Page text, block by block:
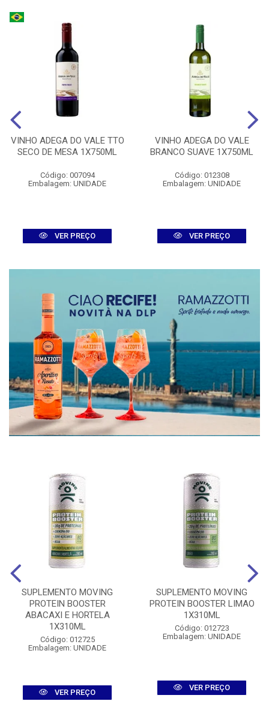
VINHO ADEGA DO VALE TTO
SECO DE MESA 1X750ML
Código: 007094
Embalagem: UNIDADE
VER PREÇO
VINHO ADEGA DO VALE
BRANCO SUAVE 1X750ML
Código: 012308
Embalagem: UNIDADE
VER PREÇO
SUPLEMENTO MOVING
PROTEIN BOOSTER
ABACAXI E HORTELA
1X310ML
Código: 012725
Embalagem: UNIDADE
VER PREÇO
SUPLEMENTO MOVING
PROTEIN BOOSTER LIMAO
1X310ML
Código: 012723
Embalagem: UNIDADE
VER PREÇO